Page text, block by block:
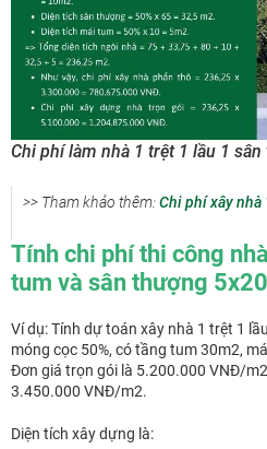
Chi phí làm nhà 1 trệt 1 lầu 1
>> Tham khảo thêm:Chi phí xây nhà
Tính chi phí thi công
tum và sân thượng
Ví dụ: Tính dự toán xây nhà 1 trệt 1
móng cọc 50%, có tầng tum 30m2,
Đơn giá trọn gói là 5.200.000 VNĐ/
3.450.000 VNĐ/m2.
Diện tích xây dựng là: